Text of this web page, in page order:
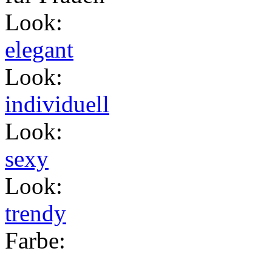
Look:
elegant
Look:
individuell
Look:
sexy
Look:
trendy
Farbe: